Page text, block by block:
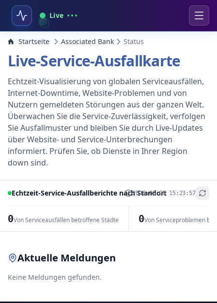
Live
Startseite Associated Bank Status
Live-Service-Ausfallkarte
Echtzeit-Visualisierung von globalen Serviceausfällen,
Internet-Downtime, Website-Problemen und von
Nutzern gemeldeten Störungen aus der ganzen Welt.
Überwachen Sie die Service-Zuverlässigkeit, verfolgen
Sie Ausfallmuster und bleiben Sie durch Live-Updates
über Website- und Service-Unterbrechungen
informiert. Prüfen Sie, ob Dienste in Ihrer Region
down sind.
Echtzeit-Service-Ausfallberichte nach Standort
2026-08-08 15:23:57
0Von Serviceausfällen betroffene Städte 0Von Serviceproblemen
+
Aktuelle Meldungen
Keine Meldungen gefunden.